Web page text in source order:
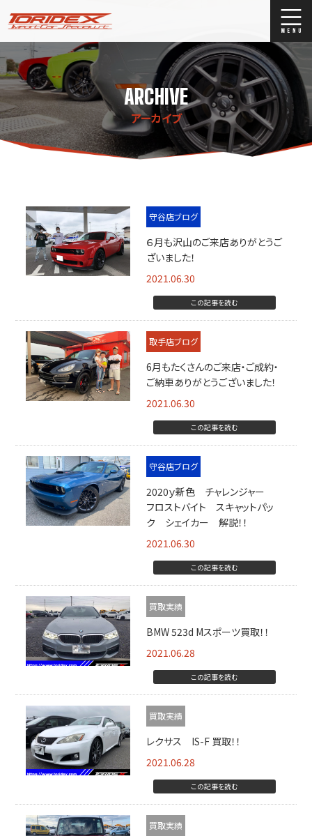
ブログ
Stock list
ストックリスト
買取
ARCHIVE
アーカイブ
守谷店ブログ
６月も沢山のご来店ありがとうご
ざいました！
2021.06.30
この記事を読む
取手店ブログ
6月もたくさんのご来店・ご成約・
ご納車ありがとうございました！
2021.06.30
この記事を読む
守谷店ブログ
2020ｙ新色 チャレンジャー
フロストバイト スキャットパッ
ク シェイカー 解説！！
2021.06.30
この記事を読む
買取実績
BMW 523d Mスポーツ買取！！
2021.06.28
この記事を読む
買取実績
レクサス IS-F 買取！！
2021.06.28
この記事を読む
買取実績